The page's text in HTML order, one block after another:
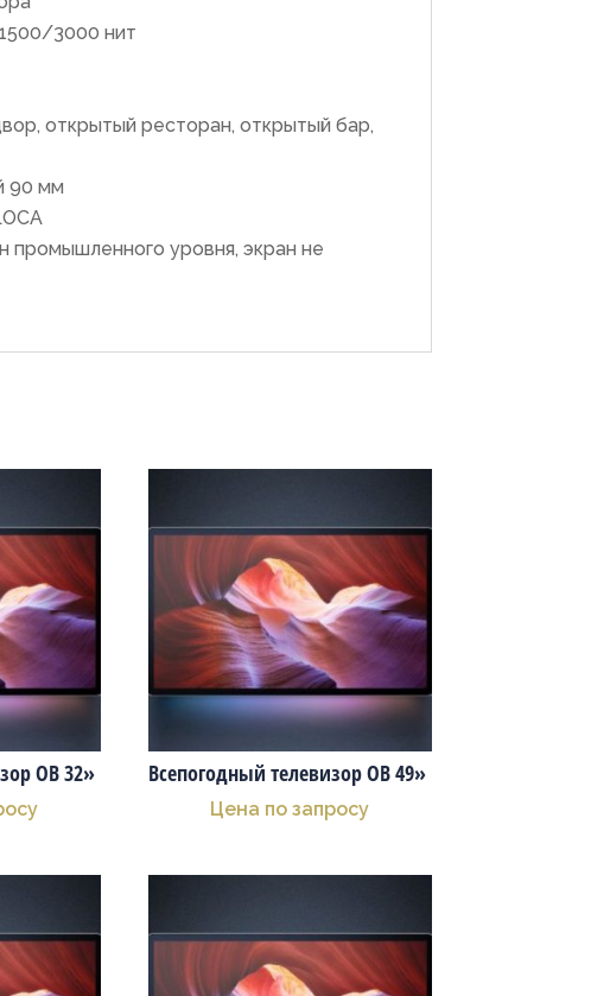
3000 нит
открытый ресторан, открытый бар,
90 мм
промышленного уровня, экран не
OB 32» Всепогодный телевизор OB 49»
Цена по запросу